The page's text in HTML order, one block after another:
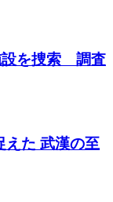
設を捜索 調査
えた 武漢の至